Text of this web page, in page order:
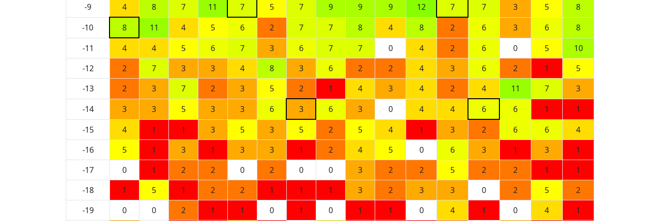
-9
4 8 7 11 7 5 7 9 9 9 12 7 7 3 5
8
-10
8 11 4 5 6 2 7 7 8 4 8 2 6 3 6
8
-11
4 4 5 6 7 3 6 7 7 0 4 2 6 0 5
10
-12
2 7 3 3 4 8 3 6 2 2 4 3 6 2 1
5
-13
2 3 7 2 3 5 2 1 4 3 4 2 4 11 7
3
-14
3 3 5 3 3 6 3 6 3 0 4 4 6 6 1
1
-15
4 1 1 3 5 3 5 2 5 4 1 3 2 6 6
4
-16
5 1 3 1 3 3 1 2 4 5 0 6 3 1 3
1
-17
0 1 2 2 0 2 0 0 3 2 2 5 2 2 1
1
-18
1 5 1 2 2 1 1 1 3 2 3 3 0 2 5
2
-19
0 0 2 1 1 0 1 0 1 1 0 4 1 0 4
1